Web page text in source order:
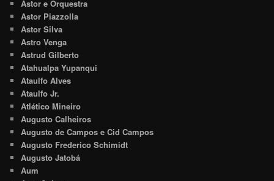
Astor e Orquestra
Astor Piazzolla
Astor Silva
Astro Venga
Astrud Gilberto
Atahualpa Yupanqui
Ataulfo Alves
Ataulfo Jr.
Atlético Mineiro
Augusto Calheiros
Augusto de Campos e Cid Campos
Augusto Frederico Schimidt
Augusto Jatobá
Aum